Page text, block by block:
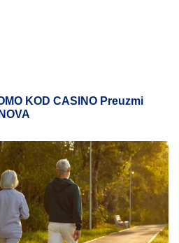
KOD CASINO Preuzmi